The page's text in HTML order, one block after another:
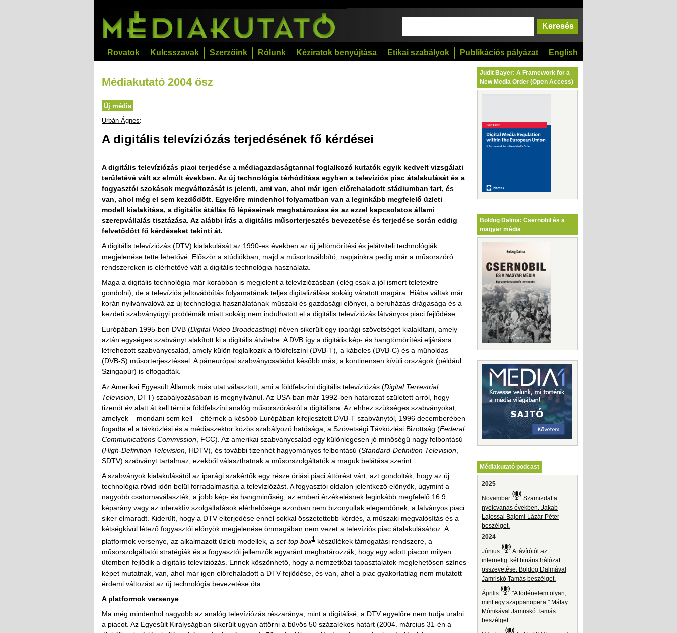
English
Rovatok Kulcsszavak Szerzőink Rólunk Kéziratok benyújtása Etikai szabályok Publikációs pályázat
Médiakutató 2004 ősz
Új média
Urbán Ágnes:
A digitális televíziózás terjedésének fő kérdései
A digitális televíziózás piaci terjedése a médiagazdaságtannal foglalkozó kutatók egyik kedvelt vizsgálati
területévé vált az elmúlt években. Az új technológia térhódítása egyben a televíziós piac átalakulását és a
fogyasztói szokások megváltozását is jelenti, ami van, ahol már igen előrehaladott stádiumban tart, és
van, ahol még el sem kezdődött. Egyelőre mindenhol folyamatban van a leginkább megfelelő üzleti
modell kialakítása, a digitális átállás fő lépéseinek meghatározása és az ezzel kapcsolatos állami
szerepvállalás tisztázása. Az alábbi írás a digitális műsorterjesztés bevezetése és terjedése során eddig
felvetődött fő kérdéseket tekinti át.
A digitális televíziózás (DTV) kialakulását az 1990-es években az új jeltömörítési és jelátviteli technológiák
megjelenése tette lehetővé. Először a stúdiókban, majd a műsortovábbító, napjainkra pedig már a műsorszóró
rendszereken is elérhetővé vált a digitális technológia használata.
Maga a digitális technológia már korábban is megjelent a televíziózásban (elég csak a jól ismert teletextre
gondolni), de a televíziós jeltovábbítás folyamatának teljes digitalizálása sokáig váratott magára. Hiába váltak már
korán nyilvánvalóvá az új technológia használatának műszaki és gazdasági előnyei, a beruházás drágasága és a
kezdeti szabványügyi problémák miatt sokáig nem indulhatott el a digitális televíziózás látványos piaci fejlődése.
Európában 1995-ben DVB (Digital Video Broadcasting) néven sikerült egy iparági szövetséget kialakítani, amely
aztán egységes szabványt alakított ki a digitális átvitelre. A DVB így a digitális kép- és hangtömörítési eljárásra
létrehozott szabványcsalád, amely külön foglalkozik a földfelszíni (DVB-T), a kábeles (DVB-C) és a műholdas
(DVB-S) műsorterjesztéssel. A páneurópai szabványcsaládot később más, a kontinensen kívüli országok (például
Szingapúr) is elfogadták.
Az Amerikai Egyesült Államok más utat választott, ami a földfelszíni digitális televíziózás (Digital Terrestrial
Television , DTT) szabályozásában is megnyilvánul. Az USA-ban már 1992-ben határozat született arról, hogy
tizenöt év alatt át kell térni a földfelszíni analóg műsorszórásról a digitálisra. Az ehhez szükséges szabványokat,
amelyek – mondani sem kell – eltérnek a később Európában kifejlesztett DVB-T szabványtól, 1996 decemberében
fogadta el a távközlési és a médiaszektor közös szabályozó hatósága, a Szövetségi Távközlési Bizottság (Federal
Communications Commission , FCC). Az amerikai szabványcsalád egy különlegesen jó minőségű nagy felbontású
(High-Definition Television , HDTV), és további tizenhét hagyományos felbontású (Standard-Definition Television
SDTV) szabványt tartalmaz, ezekből választhatnak a műsorszolgáltatók a maguk belátása szerint.
A szabványok kialakulásától az iparági szakértők egy része óriási piaci áttörést várt, azt gondolták, hogy az új
technológia rövid időn belül forradalmasítja a televíziózást. A fogyasztói oldalon jelentkező előnyök, úgymint a
nagyobb csatornaválaszték, a jobb kép- és hangminőség, az emberi érzékelésnek leginkább megfelelő 16:9
képarány vagy az interaktív szolgáltatások elérhetősége azonban nem bizonyultak elegendőnek, a látványos piaci
siker elmaradt. Kiderült, hogy a DTV elterjedése ennél sokkal összetettebb kérdés, a műszaki megvalósítás és a
kétségkívül létező fogyasztói előnyök megjelenése önmagában nem vezet a televíziós piac átalakulásához. A
platformok versenye, az alkalmazott üzleti modellek, a set-top box1 készülékek támogatási rendszere, a
műsorszolgáltatói stratégiák és a fogyasztói jellemzők egyaránt meghatározzák, hogy egy adott piacon milyen
ütemben fejlődik a digitális televíziózás. Ennek köszönhető, hogy a nemzetközi tapasztalatok meglehetősen színes
képet mutatnak, van, ahol már igen előrehaladott a DTV fejlődése, és van, ahol a piac gyakorlatilag nem mutatott
érdemi változást az új technológia bevezetése óta.
A platformok versenye
Ma még mindenhol nagyobb az analóg televíziózás részaránya, mint a digitálisé, a DTV egyelőre nem tudja uralni
a piacot. Az Egyesült Királyságban sikerült ugyan áttörni a bűvös 50 százalékos határt (2004. március 31-én a
Judit Bayer: A Framework for a
New Media Order (Open Access)
Boldog Dalma: Csernobil és a
magyar média
Médiakutató podcast
2025
November
Szamizdat a
nyolcvanas években. Jakab
Lajossal Bajomi-Lázár Péter
beszélget.
2024
Június
A távírótól az
internetig: két bináris hálózat
összevetése. Boldog Dalmával
Jamriskó Tamás beszélget.
Április
"A történelem olyan,
mint egy szappanopera." Mátay
Mónikával Jamriskó Tamás
beszélget.